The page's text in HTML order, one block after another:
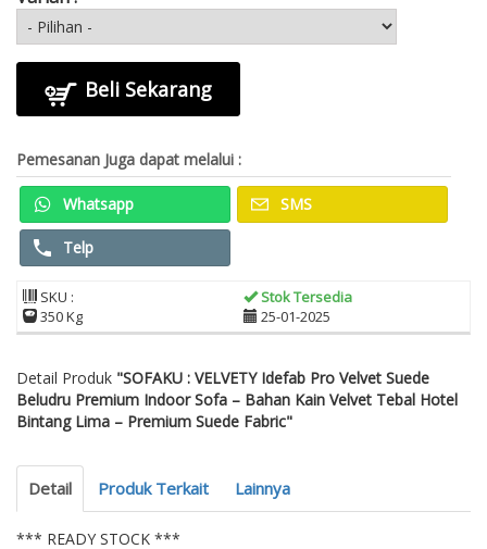
Beli Sekarang
Pemesanan Juga dapat melalui :
Whatsapp SMS
Telp
SKU :
Stok Tersedia
350 Kg
25-01-2025
Detail Produk "SOFAKU : VELVETY Idefab Pro Velvet Suede
Beludru Premium Indoor Sofa – Bahan Kain Velvet Tebal Hotel
Bintang Lima – Premium Suede Fabric"
Detail Produk Terkait Lainnya
*** READY STOCK ***